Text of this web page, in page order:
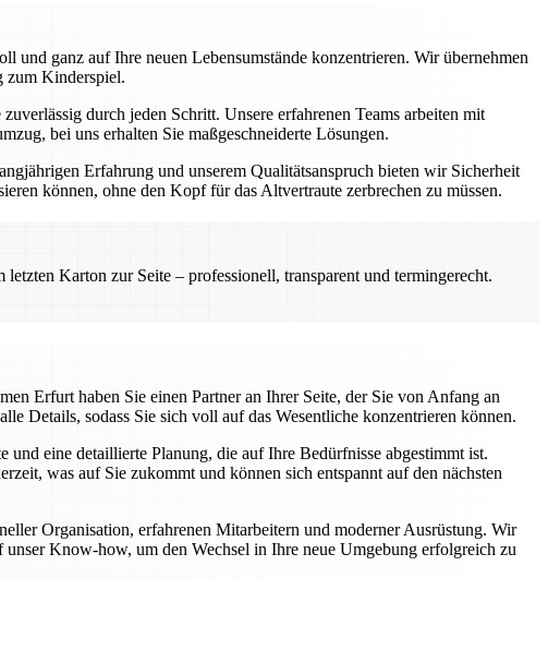
ganz auf Ihre neuen Lebensumstände konzentrieren. Wir übernehmen
zum Kinderspiel.
durch jeden Schritt. Unsere erfahrenen Teams arbeiten mit
bei uns erhalten Sie maßgeschneiderte Lösungen.
Erfahrung und unserem Qualitätsanspruch bieten wir Sicherheit
können, ohne den Kopf für das Altvertraute zerbrechen zu müssen.
Karton zur Seite – professionell, transparent und termingerecht.
Erfurt haben Sie einen Partner an Ihrer Seite, der Sie von Anfang an
Details, sodass Sie sich voll auf das Wesentliche konzentrieren können.
eine detaillierte Planung, die auf Ihre Bedürfnisse abgestimmt ist.
was auf Sie zukommt und können sich entspannt auf den nächsten
Organisation, erfahrenen Mitarbeitern und moderner Ausrüstung. Wir
Know-how, um den Wechsel in Ihre neue Umgebung erfolgreich zu